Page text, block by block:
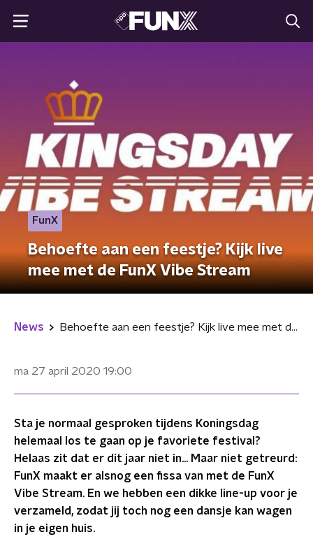
FunX
Behoefte aan een feestje? Kijk live
mee met de FunX Vibe Stream
News Behoefte aan een feestje? Kijk live mee met de FunX Vibe Stream
ma 27 april 2020 19:00
Sta je normaal gesproken tijdens Koningsdag
helemaal los te gaan op je favoriete festival?
Helaas zit dat er dit jaar niet in... Maar niet getreurd:
FunX maakt er alsnog een fissa van met de FunX
Vibe Stream. En we hebben een dikke line-up voor je
verzameld, zodat jij toch nog een dansje kan wagen
in je eigen huis.